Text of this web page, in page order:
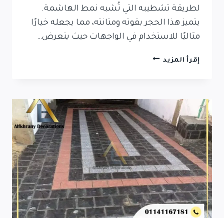
لطريقة تشطيبه التي تُشبه نمط الهاشمة.
يتميز هذا الحجر بقوته ومتانته، مما يجعله خيارًا
مثاليًا للاستخدام في الواجهات حيث يتعرض…
إقرأ المزيد الحجر